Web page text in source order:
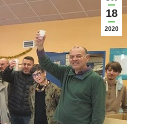
18
2020